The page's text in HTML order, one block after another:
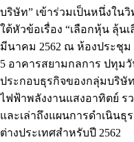
บริษัท” เข้าร่วมเป็นหนึ่งใน
ใต้หัวข้อเรื่อง “เลือกหุ้น ลุ้น
มีนาคม 2562 ณ ห้องประชุม
5 อาคารสยามกลการ ปทุม
ประกอบธุรกิจของกลุ่มบริษั
ไฟฟ้าพลังงานแสงอาทิตย์ ร
และเล่าถึงแผนการดำเนิน
ต่างประเทศสำหรับปี 2562